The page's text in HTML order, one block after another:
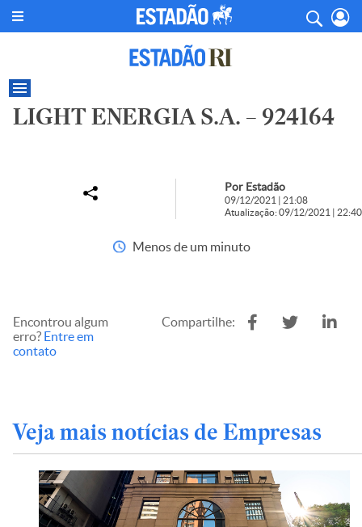
LIGHT ENERGIA S.A. – 924164
Por Estadão
09/12/2021 | 21:08
Atualização: 09/12/2021 | 22:40
Menos de um minuto
Encontrou algum
erro? Entre em
contato
Compartilhe:
Veja mais notícias de Empresas